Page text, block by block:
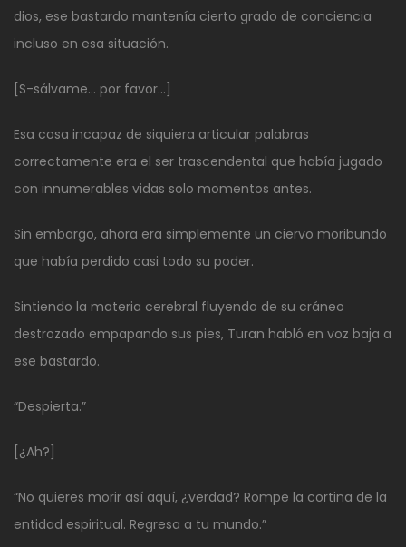
dios, ese bastardo mantenía cierto grado de conciencia
incluso en esa situación.
[S-sálvame… por favor…]
Esa cosa incapaz de siquiera articular palabras
correctamente era el ser trascendental que había jugado
con innumerables vidas solo momentos antes.
Sin embargo, ahora era simplemente un ciervo moribundo
que había perdido casi todo su poder.
Sintiendo la materia cerebral fluyendo de su cráneo
destrozado empapando sus pies, Turan habló en voz baja a
ese bastardo.
“Despierta.”
[¿Ah?]
“No quieres morir así aquí, ¿verdad? Rompe la cortina de la
entidad espiritual. Regresa a tu mundo.”